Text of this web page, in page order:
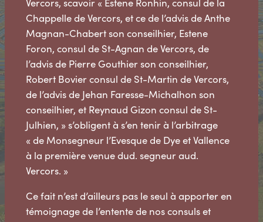
Vercors, scavoir « Estene Ronhin, consul de la
Chappelle de Vercors, et ce de l’advis de Anthe
Magnan-Chabert son conseilhier, Estene
Foron, consul de St-Agnan de Vercors, de
l’advis de Pierre Gouthier son conseilhier,
Robert Bovier consul de St-Martin de Vercors,
de l’advis de Jehan Faresse-Michalhon son
conseilhier, et Reynaud Gizon consul de St-
Julhien, » s’obligent à s’en tenir à l’arbitrage
« de Monsegneur l’Evesque de Dye et Vallence
à la première venue dud. segneur aud.
Vercors. »
Ce fait n’est d’ailleurs pas le seul à apporter en
témoignage de l’entente de nos consuls et